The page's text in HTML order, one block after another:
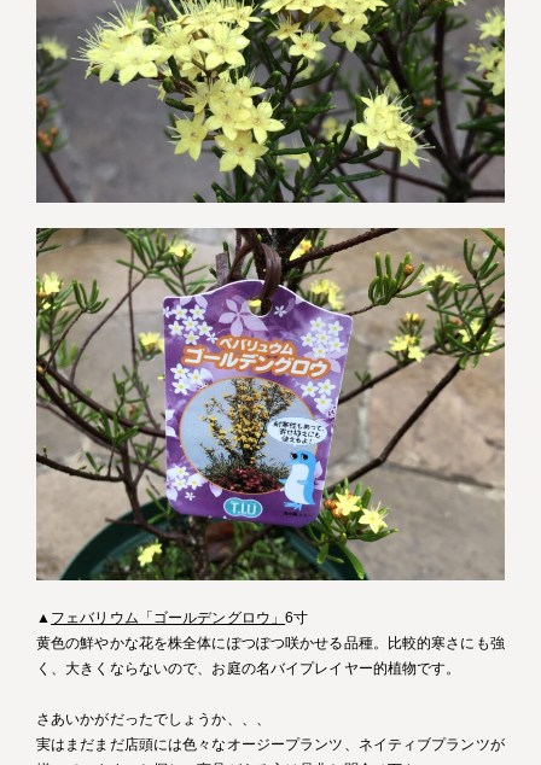
▲ フェバリウム「ゴールデングロウ」6寸
黄色の鮮やかな花を株全体にぽつぽつ咲かせる品種。比較的寒さにも強
く、大きくならないので、お庭の名バイプレイヤー的植物です。
さあいかがだったでしょうか、、、
実はまだまだ店頭には色々なオージープランツ、ネイティブプランツが